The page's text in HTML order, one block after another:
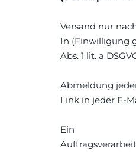
Versand nur
In (Einwilligung
Abs. 1 lit. a
Abmeldung
Link in jeder E-
Ein